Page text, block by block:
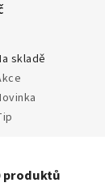
skladě
produktů